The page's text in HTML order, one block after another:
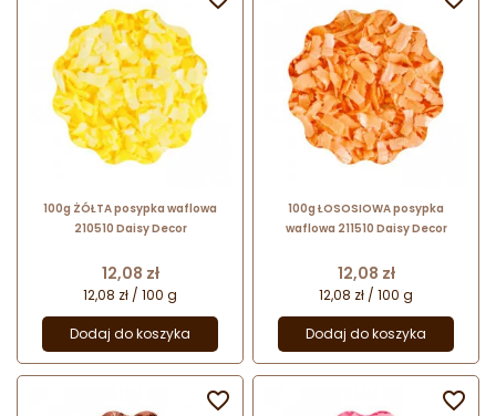
100g ŻÓŁTA posypka waflowa
210510 Daisy Decor
Cena
12,08 zł
12,08 zł / 100 g
Dodaj do koszyka
100g ŁOSOSIOWA posypka
waflowa 211510 Daisy Decor
Cena
12,08 zł
12,08 zł / 100 g
Dodaj do koszyka
 